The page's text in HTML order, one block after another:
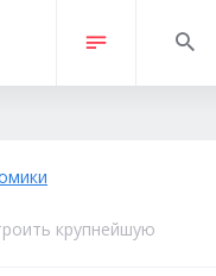
крупнейшую